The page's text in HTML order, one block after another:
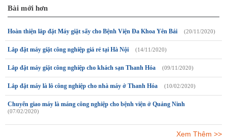
Bài mới hơn
Hoàn thiện lắp đặt Máy giặt sấy cho Bệnh Viện Đa Khoa Yên Bái (20/11/2020)
Lắp đặt máy giặt công nghiệp giá rẻ tại Hà Nội (14/11/2020)
Lắp đặt máy giặt công nghiệp cho khách sạn Thanh Hóa (09/11/2020)
Lắp đặt máy là lô công nghiệp cho nhà máy ở Thanh Hóa (10/02/2020)
Chuyển giao máy là máng công nghiệp cho bệnh viện ở Quảng Ninh
(07/02/2020)
Xem Thêm >>